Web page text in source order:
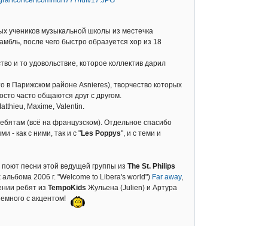
учеников музыкальной школы из местечка
после чего быстро образуется хор из 18
и то удовольствие, которое коллектив дарил
в Парижском районе Asnieres), творчество которых
часто общаются друг с другом.
Maxime, Valentin.
(всё на французском). Отдельное спасибо
- как с ними, так и с "Les Poppys", и с теми и
песни этой ведущей группы из The St. Philips
2006 г. "Welcome to Libera's world") Far away,
ребят из TempoKids Жульена (Julien) и Артура
с акцентом!